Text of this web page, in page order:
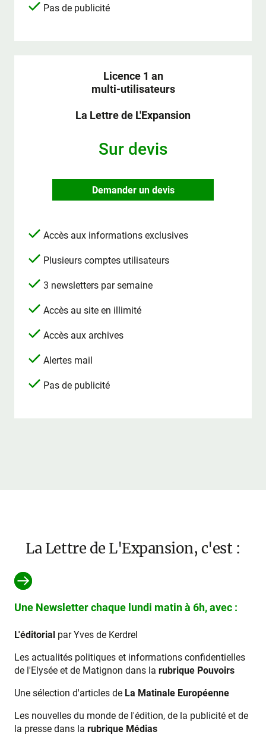
Pas de publicité
Licence 1 an
multi-utilisateurs
La Lettre de L'Expansion
Sur devis
Demander un devis
Accès aux informations exclusives
Plusieurs comptes utilisateurs
3 newsletters par semaine
Accès au site en illimité
Accès aux archives
Alertes mail
Pas de publicité
La Lettre de L'Expansion, c'est :
Une Newsletter chaque lundi matin à 6h, avec :
L'éditorial par Yves de Kerdrel
Les actualités politiques et informations confidentielles
de l'Elysée et de Matignon dans la rubrique Pouvoirs
Une sélection d'articles de La Matinale Européenne
Les nouvelles du monde de l'édition, de la publicité et de
la presse dans la rubrique Médias